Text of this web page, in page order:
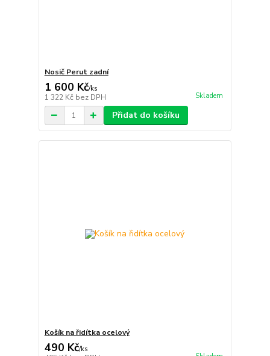
Nosič Perut zadní
1 600 Kč/ks
1 322 Kč bez DPH Skladem
Přidat do košíku
Košík na řidítka ocelový
490 Kč/ks